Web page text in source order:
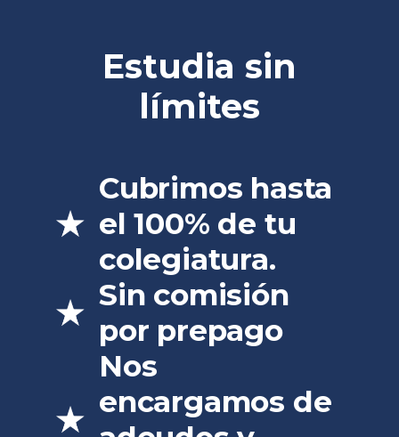
Estudia sin
límites
Cubrimos hasta
el 100% de tu
colegiatura.
Sin comisión
por prepago
Nos
encargamos de